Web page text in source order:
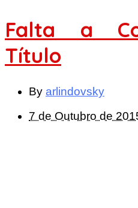
Falta a
Título
By arlindovsky
7 de Outubro de